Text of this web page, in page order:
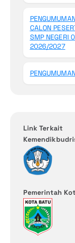
CALON
SMP NEGERI
2026/2027
Link Terkait
Pemerintah